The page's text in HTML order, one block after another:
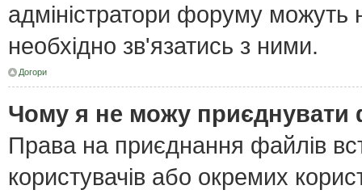
адміністратори форуму можуть
необхідно зв'язатись з ними.
Догори
Чому я не можу приєднувати
Права на приєднання файлів
користувачів або окремих